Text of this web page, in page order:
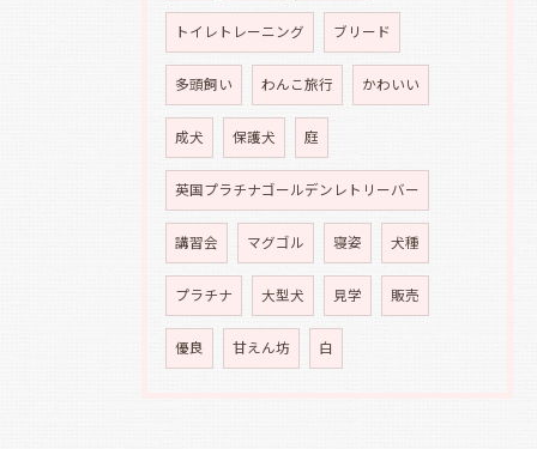
トイレトレーニング ブリード
多頭飼い わんこ旅行 かわいい
成犬 保護犬 庭
英国プラチナゴールデンレトリーバー
講習会 マグゴル 寝姿 犬種
プラチナ 大型犬 見学 販売
優良 甘えん坊 白